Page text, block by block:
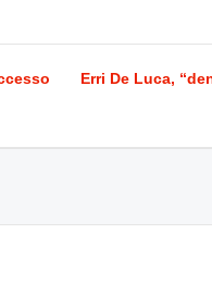
Erri De Luca,